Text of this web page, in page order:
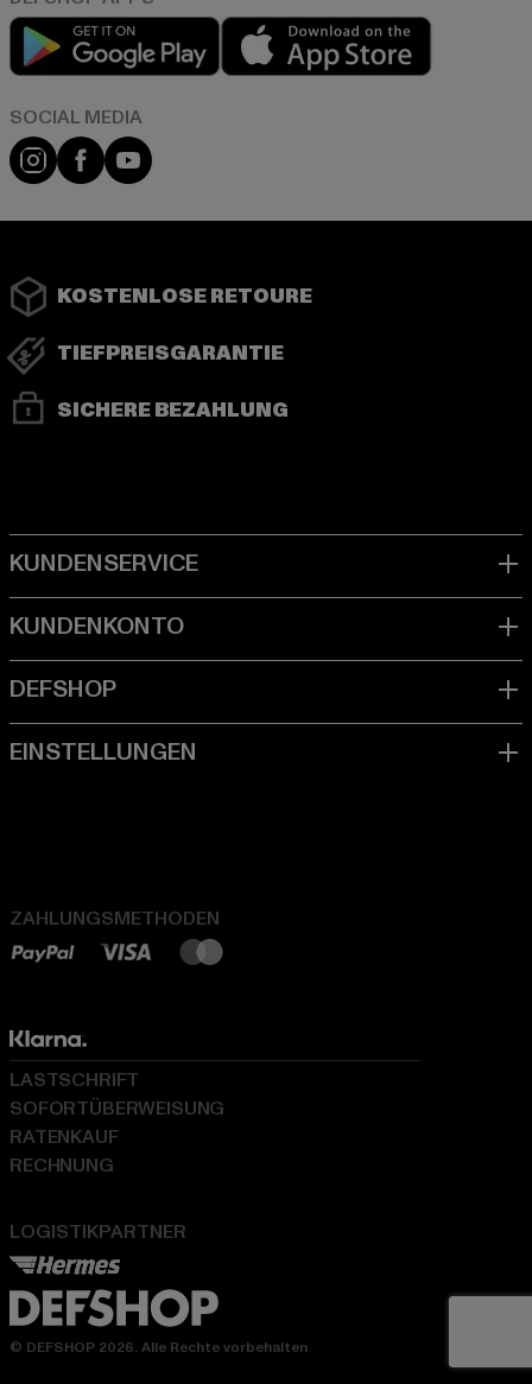
Play market
Instagram
FacebookYouTube
KOSTENLOSE RETOURE
TIEFPREISGARANTIE
SICHERE BEZAHLUNG
ZAHLUNGSMETHODEN
LOGISTIKPARTNER
LASTSCHRIFT
SOFORTÜBERWEISUNG
RATENKAUF
RECHNUNG
© DEFSHOP 2026. Alle Rechte vorbehalten